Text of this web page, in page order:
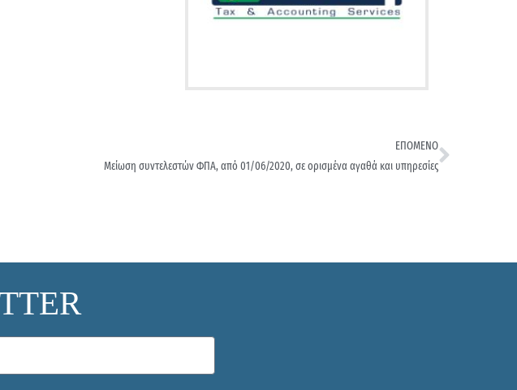
ΕΠΟΜΕΝΟ
Μείωση συντελεστών ΦΠΑ, από 01/06/2020, σε ορισμένα αγαθά και υπηρεσίες